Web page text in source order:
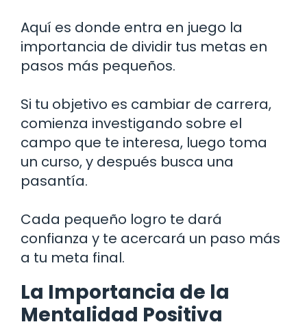
Aquí es donde entra en juego la
importancia de dividir tus metas en
pasos más pequeños.
Si tu objetivo es cambiar de carrera,
comienza investigando sobre el
campo que te interesa, luego toma
un curso, y después busca una
pasantía.
Cada pequeño logro te dará
confianza y te acercará un paso más
a tu meta final.
La Importancia de la
Mentalidad Positiva